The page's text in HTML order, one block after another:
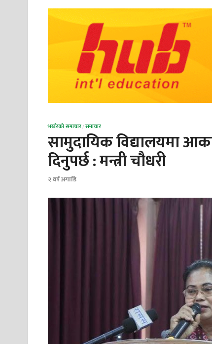
भर्खरको समाचार/समाचार
सामुदायिक विद्यालयमा
दिनुपर्छ : मन्त्री चौधरी
२ वर्ष अगाडि